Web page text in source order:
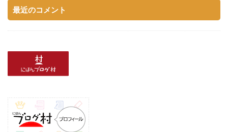
最近のコメント